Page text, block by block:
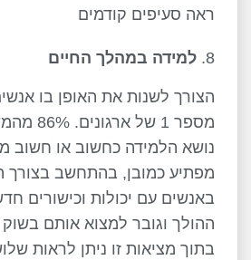
ראה סעיפים קודמים
למידה במהלך החיים
הצורך לשנות את האופן בו
מספר 1 של
נושא הלמידה כחשוב או חשוב
מפתיע כמובן, בהתחשב בצורך
באנשים עם יכולות וכישורים
ההולך וגובר למצוא אותם בשוק
בתוך מציאות זו ניתן לראות